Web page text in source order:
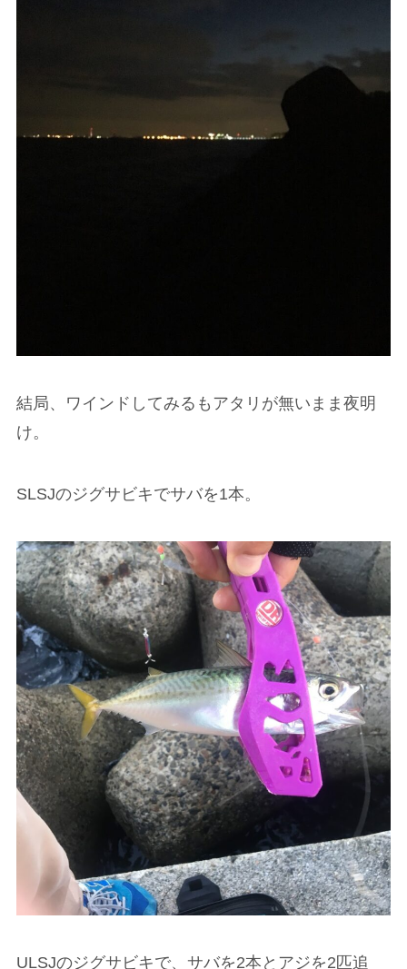
結局、ワインドしてみるもアタリが無いまま夜明
け。
SLSJのジグサビキでサバを1本。
ULSJのジグサビキで、サバを2本とアジを2匹追